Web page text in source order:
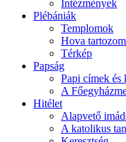
Intézmények
Plébániák
Templomok
Hova
Térkép
Papság
Papi címek és
A
Hitélet
Alapvető
A katolikus